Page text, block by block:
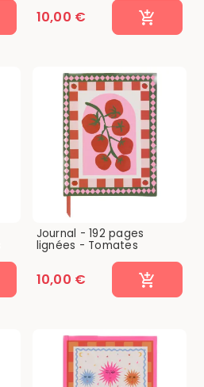
10,00 €
Journal - 192 pages
lignées - Tomates
10,00 €